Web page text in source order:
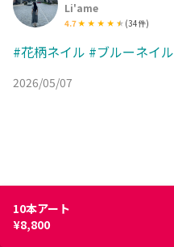
Li'ame
4.7 (34件)
#花柄ネイル #ブルーネイル
2026/05/07
10本アート
¥8,800